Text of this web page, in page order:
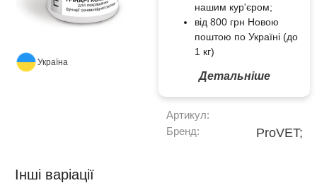
Україна
нашим кур'єром;
від 800 грн Новою
поштою по Україні (до
1 кг)
Детальніше
Артикул:
Бренд:
ProVET;
Інші варіації